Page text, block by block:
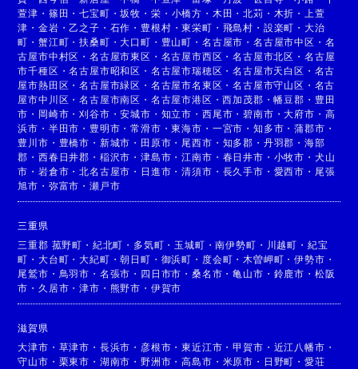
萱津 ・ 篠田 ・七宝町 ・坂牧 ・ 栄 ・ 小橋方 ・ 木田 ・北苅 ・ 木折 ・
上萱
津 ・金岩 ・乙之子 ・ 石作 ・ 豊根村 ・東栄町 ・ 飛島村 ・ 設楽町 ・ 大治
町 ・蟹江町 ・扶桑町 ・大口町 ・ 豊山町 ・ 名古屋市 ・ 名古屋市中区 ・ 名
古屋市中村区 ・名古屋市東区 ・ 名古屋市西区 ・名古屋市北区 ・ 名古屋
市千種区 ・名古屋市昭和区 ・ 名古屋市瑞穂区 ・名古屋市天白区 ・ 名古
屋市熱田区 ・名古屋市緑区 ・ 名古屋市名東区 ・名古屋市守山区 ・ 名古
屋市中川区 ・名古屋市南区 ・ 名古屋市港区 ・西加茂郡 ・幡豆郡 ・ 豊田
市 ・ 岡崎市 ・刈谷市 ・安城市 ・ 知立市 ・ 西尾市 ・碧南市 ・大府市 ・ 高
浜市 ・ 半田市 ・ 豊明市 ・常滑市 ・東海市 ・ 一宮市 ・ 知多市 ・蒲郡市 ・
豊川市 ・ 豊橋市 ・ 新城市 ・ 田原市 ・ 尾西市 ・ 知多郡 ・ 丹羽郡 ・ 海部
郡 ・西春日井郡 ・ 稲沢市 ・津島市 ・江南市 ・ 春日井市 ・ 小牧市 ・ 犬山
市 ・岩倉市 ・北名古屋市 ・ 日進市 ・清須市 ・ 長久手市 ・ 愛西市 ・ 尾張
旭市 ・ 弥富市 ・瀬戸市
三重県
三重郡 菰野町 ・ 紀北町 ・ 多気町 ・ 玉城町 ・南伊勢町 ・ 川越町 ・ 紀宝
町 ・大台町 ・大紀町 ・朝日町 ・ 御浜町 ・ 度会町 ・ 木曽岬町 ・伊勢市 ・
尾鷲市 ・ 鳥羽市 ・ 名張市 ・ 四日市市 ・桑名市 ・亀山市 ・ 鈴鹿市 ・ 松阪
市 ・ 久居市 ・津市 ・ 熊野市 ・ 伊賀市
滋賀県
大津市 ・ 草津市 ・ 長浜市 ・ 彦根市 ・東近江市 ・甲賀市 ・ 近江八幡市 ・
守山市 ・ 栗東市 ・ 湖南市 ・野洲市 ・高島市 ・ 米原市 ・ 日野町 ・ 愛荘